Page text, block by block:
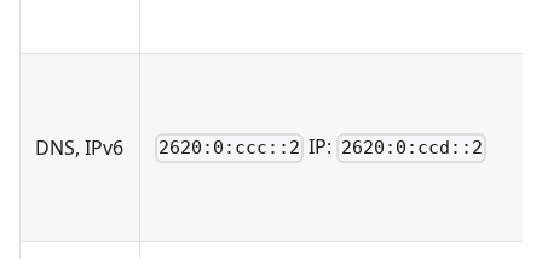
DNS, IPv6 2620:0:ccc::2 IP: 2620:0:ccd::2